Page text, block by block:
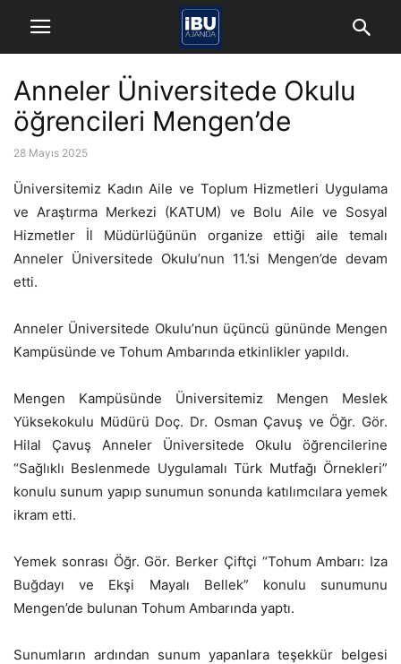
Anneler Üniversitede Okulu
öğrencileri Mengen’de
28 Mayıs 2025
Üniversitemiz Kadın Aile ve Toplum Hizmetleri Uygulama
ve Araştırma Merkezi (KATUM) ve Bolu Aile ve Sosyal
Hizmetler İl Müdürlüğünün organize ettiği aile temalı
Anneler Üniversitede Okulu’nun 11.’si Mengen’de devam
etti.
Anneler Üniversitede Okulu’nun üçüncü gününde Mengen
Kampüsünde ve Tohum Ambarında etkinlikler yapıldı.
Mengen Kampüsünde Üniversitemiz Mengen Meslek
Yüksekokulu Müdürü Doç. Dr. Osman Çavuş ve Öğr. Gör.
Hilal Çavuş Anneler Üniversitede Okulu öğrencilerine
“Sağlıklı Beslenmede Uygulamalı Türk Mutfağı Örnekleri”
konulu sunum yapıp sunumun sonunda katılımcılara yemek
ikram etti.
Yemek sonrası Öğr. Gör. Berker Çiftçi “Tohum Ambarı: Iza
Buğdayı ve Ekşi Mayalı Bellek” konulu sunumunu
Mengen’de bulunan Tohum Ambarında yaptı.
Sunumların ardından sunum yapanlara teşekkür belgesi